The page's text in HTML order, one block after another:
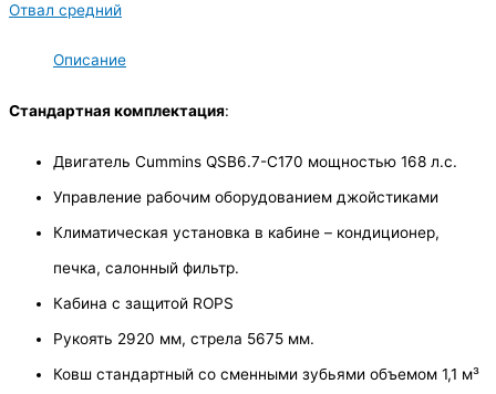
Отвал средний
Описание
Стандартная комплектация:
Двигатель Cummins QSB6.7-C170 мощностью 168 л.с.
Управление рабочим оборудованием джойстиками
Климатическая установка в кабине – кондиционер,
печка, салонный фильтр.
Кабина с защитой ROPS
Рукоять 2920 мм, стрела 5675 мм.
Ковш стандартный со сменными зубьями объемом 1,1 м³